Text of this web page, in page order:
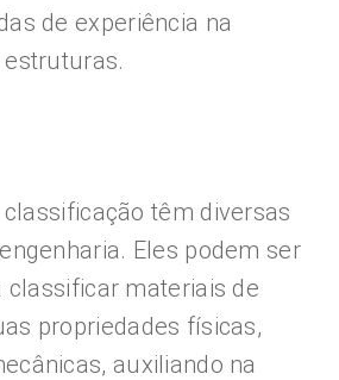
de experiência na
têm diversas
Eles podem ser
classificar materiais de
propriedades físicas,
auxiliando na